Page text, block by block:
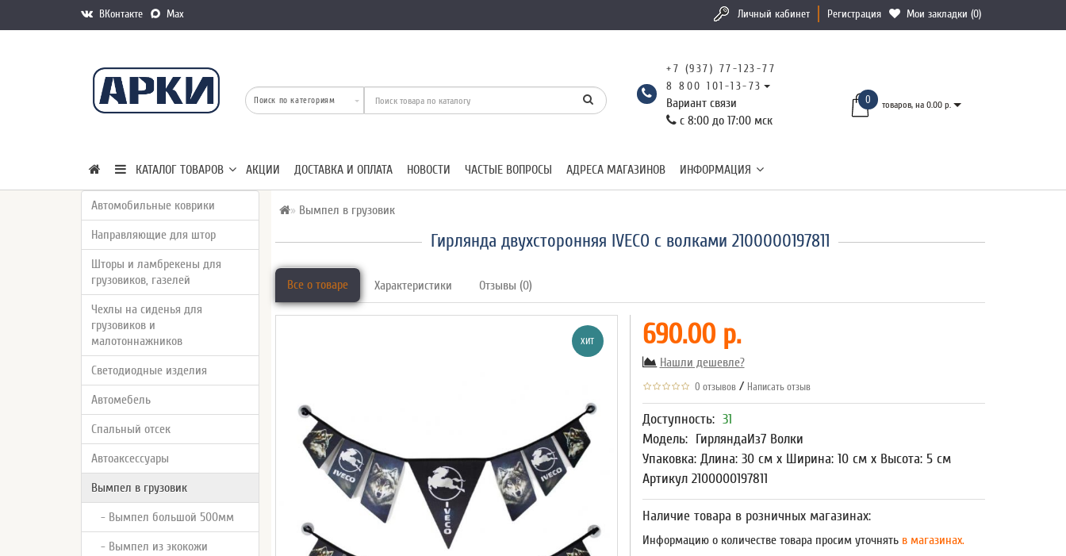
ВКонтакте Max Личный кабинет Регистрация Мои закладки (0)
+7 (937) 77-123-77
8 800 101-13-73
Вариант связи
с 8:00 до 17:00 мск
0 товаров, на 0.00 р.
КАТАЛОГ ТОВАРОВ АКЦИИ ДОСТАВКА И ОПЛАТА НОВОСТИ ЧАСТЫЕ ВОПРОСЫ АДРЕСА МАГАЗИНОВ ИНФОРМАЦИЯ
Автомобильные коврики
Направляющие для штор
Шторы и ламбрекены для
грузовиков, газелей
Чехлы на сиденья для
грузовиков и
малотоннажников
Светодиодные изделия
Автомебель
Спальный отсек
Автоаксессуары
Вымпел в грузовик
- Вымпел большой 500мм
- Вымпел из экокожи
Вымпел в грузовик
Гирлянда двухсторонняя IVECO с волками 2100000197811
Все о товаре Характеристики Отзывы (0)
ХИТ 690.00 р.
Нашли дешевле?
0 отзывов / Написать отзыв
Доступность: 31
Модель: ГирляндаИз7 Волки
Упаковка: Длина: 30 см x Ширина: 10 см x Высота: 5 см
Артикул 2100000197811
Наличие товара в розничных магазинах:
Информацию о количестве товара просим уточнятьв магазинах.